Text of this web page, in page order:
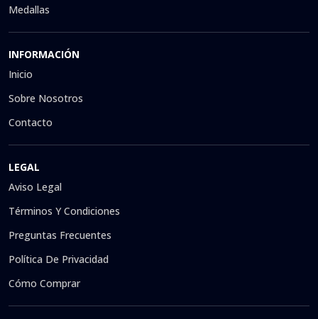
Medallas
INFORMACIÓN
Inicio
Sobre Nosotros
Contacto
LEGAL
Aviso Legal
Términos Y Condiciones
Preguntas Frecuentes
Política De Privacidad
Cómo Comprar